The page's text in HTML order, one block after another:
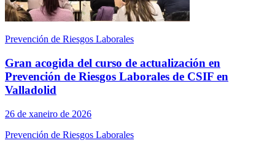
Prevención de Riesgos Laborales
Gran acogida del curso de actualización en
Prevención de Riesgos Laborales de CSIF en
Valladolid
26 de xaneiro de 2026
Prevención de Riesgos Laborales